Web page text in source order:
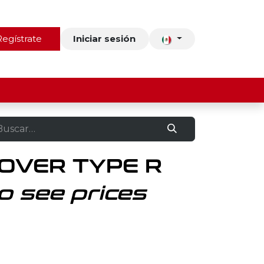
Contacto Iniciar sesión
TYPE R
see prices